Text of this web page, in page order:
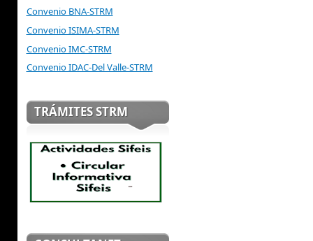
Convenio BNA-STRM
Convenio ISIMA-STRM
Convenio IMC-STRM
Convenio IDAC-Del Valle-STRM
TRÁMITES STRM